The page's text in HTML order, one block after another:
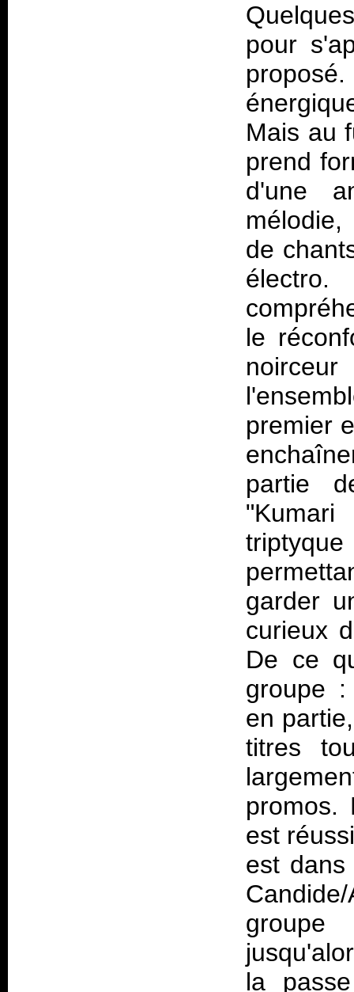
pour
Mais au
prend
d'une
de
le
premier
partie
garder
curieux
De ce
groupe :
en
titres
promos.
est
est
groupe
la